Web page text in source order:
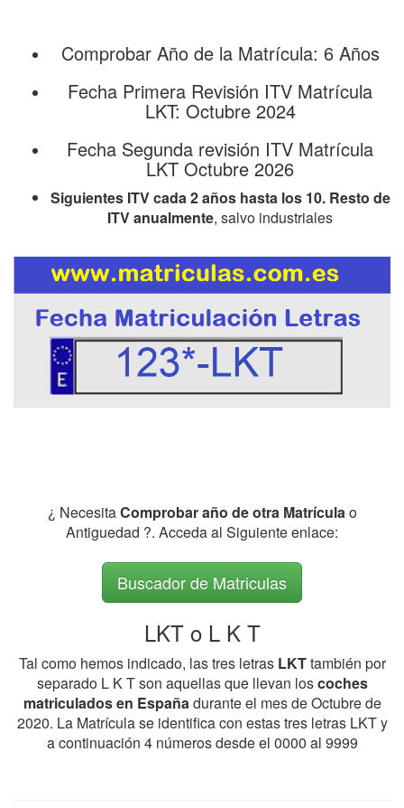
Comprobar Año de la Matrícula: 6 Años
Fecha Primera Revisión ITV Matrícula
LKT: Octubre 2024
Fecha Segunda revisión ITV Matrícula
LKT Octubre 2026
Siguientes ITV cada 2 años hasta los 10. Resto de
ITV anualmente, salvo industriales
¿ NecesitaComprobar año de otra Matrículao
Antiguedad ?. Acceda al Siguiente enlace:
Buscador de Matriculas
LKT o L K T
Tal como hemos indicado, las tres letras LKTtambién por
separado L K T son aquellas que llevan loscoches
matriculados en Españadurante el mes de Octubre de
2020. La Matrícula se identifica con estas tres letras LKT y
a continuación 4 números desde el 0000 al 9999